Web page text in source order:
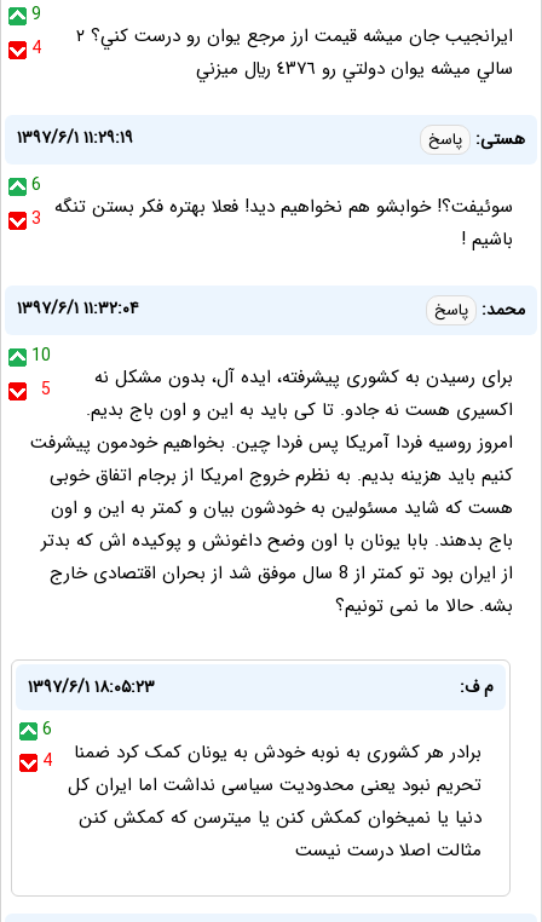
9
4
ايرانجيب جان ميشه قيمت ارز مرجع يوان رو درست كني؟ ٢
سالي ميشه يوان دولتي رو ٤٣٧٦ ريال ميزني
هستی: پاسخ
۱۳۹۷/۶/۱ ۱۱:۲۹:۱۹
6
3 سوئیفت؟! خوابشو هم نخواهیم دید! فعلا بهتره فکر بستن تنگه
باشیم !
محمد: پاسخ
۱۳۹۷/۶/۱ ۱۱:۳۲:۰۴
10
5
برای رسیدن به کشوری پیشرفته، ایده آل، بدون مشکل نه
اکسیری هست نه جادو. تا کی باید به این و اون باج بدیم.
امروز روسیه فردا آمریکا پس فردا چین. بخواهیم خودمون پیشرفت
کنیم باید هزینه بدیم. به نظرم خروج امریکا از برجام اتفاق خوبی
هست که شاید مسئولین به خودشون بیان و کمتر به این و اون
باج بدهند. بابا یونان با اون وضح داغونش و پوکیده اش که بدتر
از ایران بود تو کمتر از 8 سال موفق شد از بحران اقتصادی خارج
بشه. حالا ما نمی تونیم؟
م ف:
۱۳۹۷/۶/۱ ۱۸:۰۵:۲۳
6
4
برادر هر کشوری به نوبه خودش به یونان کمک‌ کرد ضمنا
تحریم نبود یعنی محدودیت سیاسی نداشت اما ایران کل
دنیا یا نمیخوان کمکش کنن یا میترسن که کمکش کنن
مثالت اصلا درست نیست